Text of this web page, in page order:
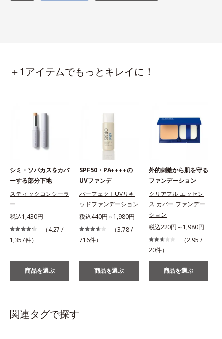
＋1アイテムでもっとキレイに！
シミ・ソバカスをカバ
ーする部分下地
スティックコンシーラ
ー
税込1,430円
（4.27 /
1,357件）
商品を選ぶ
SPF50・PA++++の
UVファンデ
パーフェクトUVリキ
ッドファンデーション
税込440円～1,980円
（3.78 /
716件）
商品を選ぶ
外的刺激から肌を守る
ファンデーション
クリアフル エッセン
ス カバー ファンデー
ション
税込220円～1,980円
（2.95 /
20件）
商品を選ぶ
関連タグで探す